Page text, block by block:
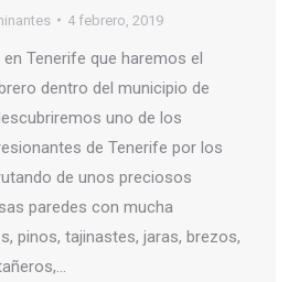
4 febrero, 2019
Tenerife que haremos el
dentro del municipio de
uno de los
de Tenerife por los
de unos preciosos
paredes con mucha
pinos, tajinastes, jaras, brezos,